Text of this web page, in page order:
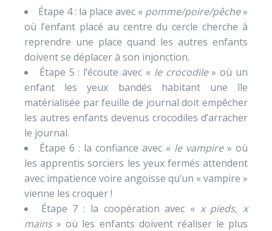
Étape 4 : la place avec « pomme/poire/pêche»
où l’enfant placé au centre du cercle cherche à
reprendre une place quand les autres enfants
doivent se déplacer à son injonction.
Étape 5 : l’écoute avec « le crocodile» où un
enfant les yeux bandés habitant une île
matérialisée par feuille de journal doit empêcher
les autres enfants devenus crocodiles d’arracher
le journal.
Étape 6 : la confiance avec « le vampire» où
les apprentis sorciers les yeux fermés attendent
avec impatience voire angoisse qu’un « vampire »
vienne les croquer !
Étape 7 : la coopération avec « x pieds, x
mains» où les enfants doivent réaliser le plus